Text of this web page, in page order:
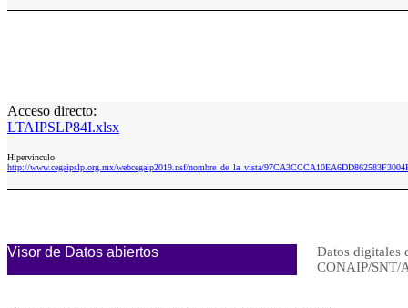
Acceso directo:
LTAIPSLP84I.xlsx
Hipervinculo
http://www.cegaipslp.org.mx/webcegaip2019.nsf/nombre_de_la_vista/
Visor de Datos abiertos
Datos digitales
CONAIP/SNT/